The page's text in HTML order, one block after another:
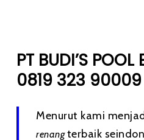
PT BUDI’S POOL
0819 323 90009
Menurut kami
renangterbaik